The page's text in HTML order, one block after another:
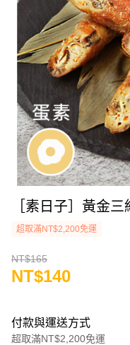
［素日子］黃金
超取滿NT$2,200免運
NT$165
NT$140
付款與運送方式
超取滿NT$2,200免運